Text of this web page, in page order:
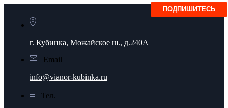
г. Кубинка, Можайское ш., д.240А
Email
info@vianor-kubinka.ru
Тел.